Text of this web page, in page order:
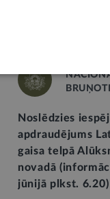
Noslēdzies
apdraudējums
gaisa telpā
novadā
jūnijā plkst. 6.20)